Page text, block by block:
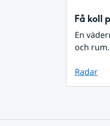
Få koll
En
och
Radar